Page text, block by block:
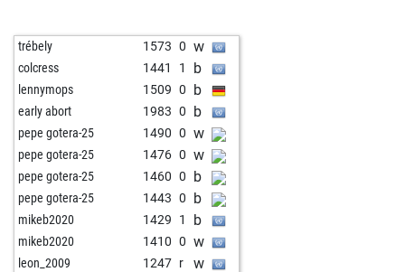
trébely 1573 0 w
colcress 1441 1 b
lennymops 1509 0 b
early abort 1983 0 b
pepe gotera-25 1490 0 w
pepe gotera-25 1476 0 w
pepe gotera-25 1460 0 b
pepe gotera-25 1443 0 b
mikeb2020 1429 1 b
mikeb2020 1410 0 w
leon_2009 1247 r w